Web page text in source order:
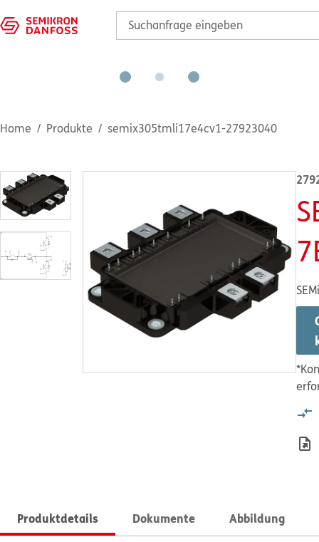
Home Produkte semix305tmli17e4cv1-27923040
Produktdetails Dokumente Abbildung